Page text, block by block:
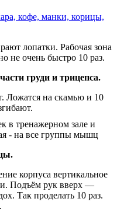
кофе, манки, корицы,
лопатки. Рабочая зона
очень быстро 10 раз.
груди и трицепса.
Ложатся на скамью и 10
корпуса вертикальное
Подъём рук вверх —
Так проделать 10 раз.